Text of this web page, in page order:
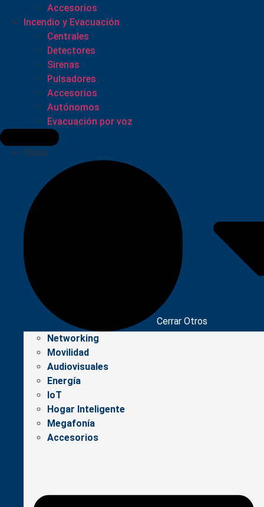
Accesorios
Incendio y Evacuación
Centrales
Detectores
Sirenas
Pulsadores
Accesorios
Autónomos
Evacuación por voz
Otros
Cerrar Otros
Networking
Movilidad
Audiovisuales
Energía
IoT
Hogar Inteligente
Megafonía
Accesorios